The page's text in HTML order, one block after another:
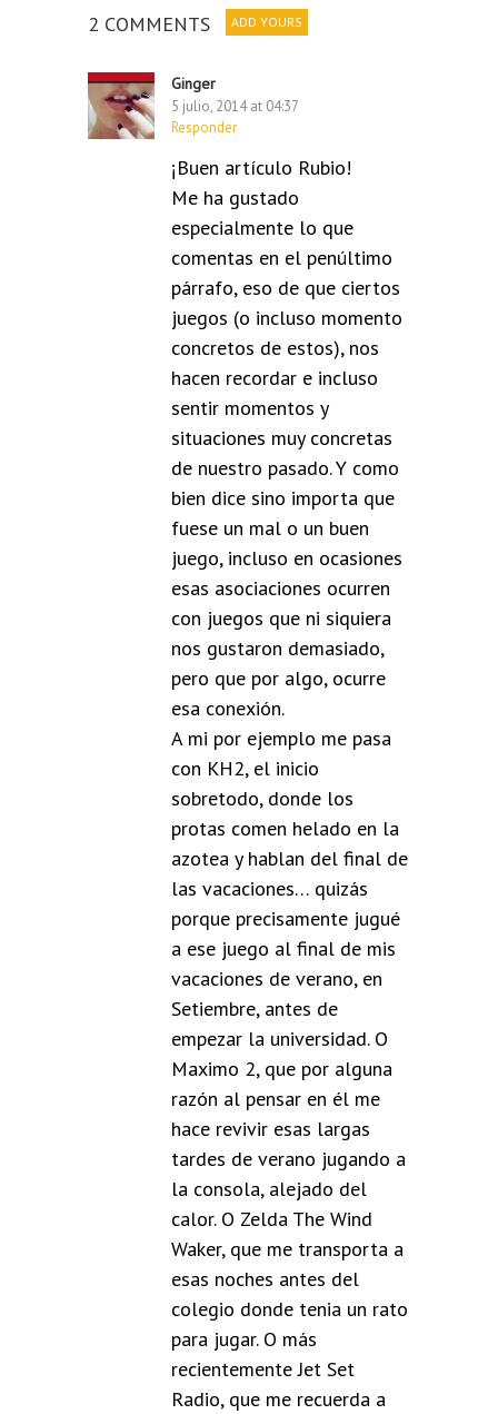
2 COMMENTS ADD YOURS
Ginger
5 julio, 2014 at 04:37
Responder
¡Buen artículo Rubio!
Me ha gustado
especialmente lo que
comentas en el penúltimo
párrafo, eso de que ciertos
juegos (o incluso momento
concretos de estos), nos
hacen recordar e incluso
sentir momentos y
situaciones muy concretas
de nuestro pasado. Y como
bien dice sino importa que
fuese un mal o un buen
juego, incluso en ocasiones
esas asociaciones ocurren
con juegos que ni siquiera
nos gustaron demasiado,
pero que por algo, ocurre
esa conexión.
A mi por ejemplo me pasa
con KH2, el inicio
sobretodo, donde los
protas comen helado en la
azotea y hablan del final de
las vacaciones… quizás
porque precisamente jugué
a ese juego al final de mis
vacaciones de verano, en
Setiembre, antes de
empezar la universidad. O
Maximo 2, que por alguna
razón al pensar en él me
hace revivir esas largas
tardes de verano jugando a
la consola, alejado del
calor. O Zelda The Wind
Waker, que me transporta a
esas noches antes del
colegio donde tenia un rato
para jugar. O más
recientemente Jet Set
Radio, que me recuerda a